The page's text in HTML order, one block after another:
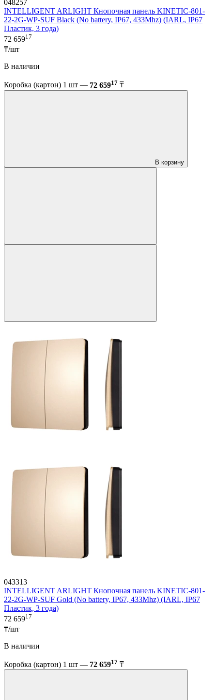
048257
INTELLIGENT ARLIGHT Кнопочная панель KINETIC-801-
22-2G-WP-SUF Black (No battery, IP67, 433Mhz) (IARL, IP67
Пластик, 3 года)
72 65917
₸/шт
В наличии
Коробка (картон) 1 шт — 72 65917 ₸
В корзину
043313
INTELLIGENT ARLIGHT Кнопочная панель KINETIC-801-
22-2G-WP-SUF Gold (No battery, IP67, 433Mhz) (IARL, IP67
Пластик, 3 года)
72 65917
₸/шт
В наличии
Коробка (картон) 1 шт — 72 65917 ₸